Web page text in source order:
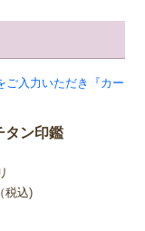
ご入力いただき『カー
タン印鑑
税込)